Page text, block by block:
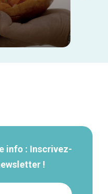
info : Inscrivez-
!